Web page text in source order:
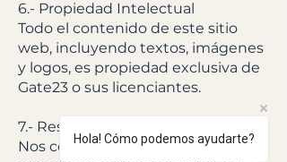
6.- Propiedad Intelectual
Todo el contenido de este sitio
web, incluyendo textos, imágenes
y logos, es propiedad exclusiva de
Gate23 o sus licenciantes.
7.- Responsabilidad
Nos comprometemos a ofrecer
Hola! Cómo podemos ayudarte?